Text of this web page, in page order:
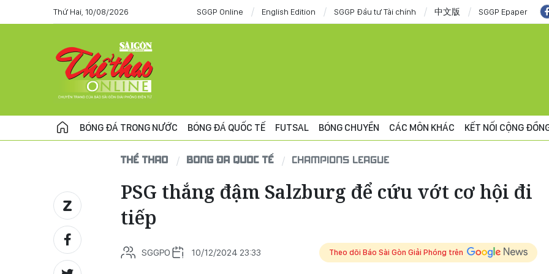
Thứ Hai, 10/08/2026 SGGP Online English Edition SGGP Đầu tư Tài chính 中文版 SGGP Epaper
BÓNG ĐÁ TRONG NƯỚC BÓNG ĐÁ QUỐC TẾ FUTSAL BÓNG CHUYỀN CÁC MÔN KHÁC KẾT NỐI CỘNG
THỂ THAO BÓNG ĐÁ QUỐC TẾ CHAMPIONS LEAGUE
PSG thắng đậm Salzburg để cứu vớt cơ hội đi
tiếp
SGGPO 10/12/2024 23:33 Theo dõi Báo Sài Gòn Giải Phóng trên